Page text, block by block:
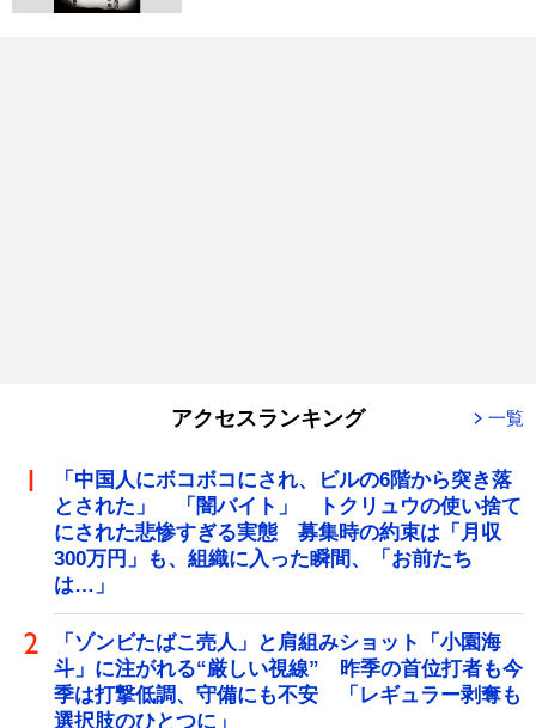
アクセスランキング 一覧
「中国人にボコボコにされ、ビルの6階から突き落
とされた」 「闇バイト」 トクリュウの使い捨て
にされた悲惨すぎる実態 募集時の約束は「月収
300万円」も、組織に入った瞬間、「お前たち
は…」
「ゾンビたばこ売人」と肩組みショット「小園海
斗」に注がれる“厳しい視線” 昨季の首位打者も今
季は打撃低調、守備にも不安 「レギュラー剥奪も
選択肢のひとつに」